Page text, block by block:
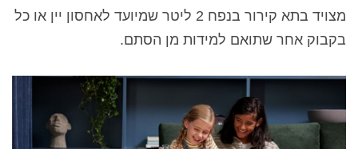
מצויד בתא קירור בנפח 2 ליטר שמיועד לאחסון יין או כל
בקבוק אחר שתואם למידות מן הסתם.